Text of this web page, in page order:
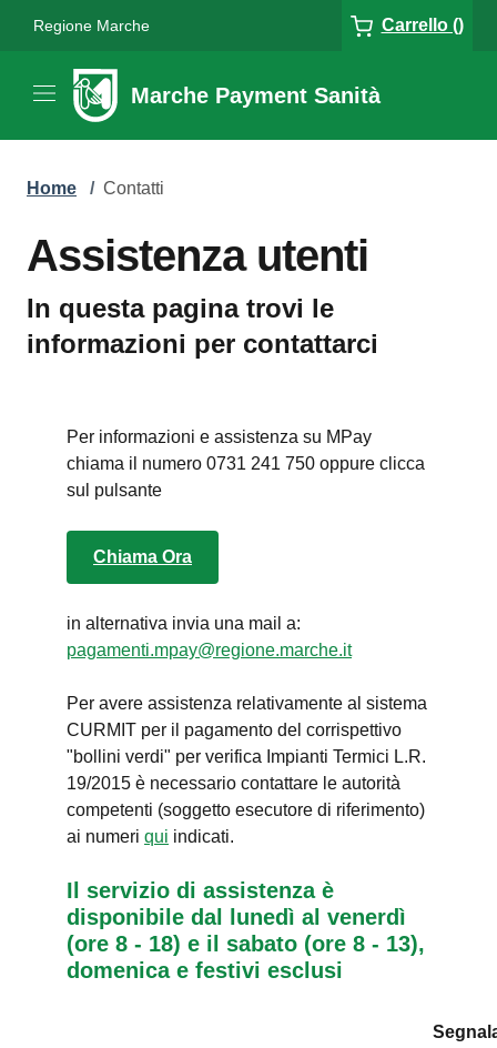
Regione Marche Carrello ()
Marche Payment Sanità
Home / Contatti
Assistenza utenti
In questa pagina trovi le
informazioni per contattarci
Per informazioni e assistenza su MPay
chiama il numero 0731 241 750 oppure clicca
sul pulsante
Chiama Ora
in alternativa invia una mail a:
pagamenti.mpay@regione.marche.it
Per avere assistenza relativamente al sistema
CURMIT per il pagamento del corrispettivo
"bollini verdi" per verifica Impianti Termici L.R.
19/2015 è necessario contattare le autorità
competenti (soggetto esecutore di riferimento)
ai numeri qui indicati.
Il servizio di assistenza è
disponibile dal lunedì al venerdì
(ore 8 - 18) e il sabato (ore 8 - 13),
domenica e festivi esclusi